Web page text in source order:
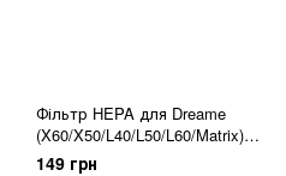
Фільтр HEPA для Dreame
(X60/X50/L40/L50/L60/Matrix)
Mova (V50/P50) серія
149 грн